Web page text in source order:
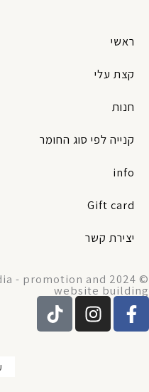
ראשי
קצת עלי
חנות
קנייה לפי סוג החומר
info
Gift card
יצירת קשר
- promotion and
website building
F
a
I
n
T
i